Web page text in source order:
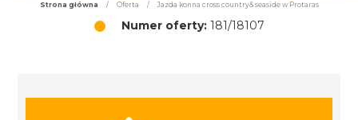
Strona główna / Oferta / Jazda konna cross country& seaside w Protaras
Numer oferty:181/18107